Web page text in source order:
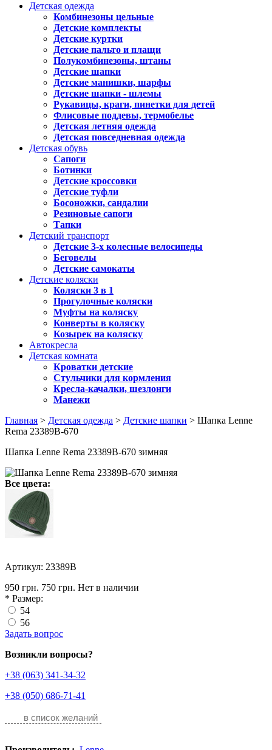
Детская одежда
Комбинезоны цельные
Детские комплекты
Детские куртки
Детские пальто и плащи
Полукомбинезоны, штаны
Детские шапки
Детские манишки, шарфы
Детские шапки - шлемы
Рукавицы, краги, пинетки для детей
Флисовые поддевы, термобелье
Детская летняя одежда
Детская повседневная одежда
Детская обувь
Сапоги
Ботинки
Детские кроссовки
Детские туфли
Босоножки, сандалии
Резиновые сапоги
Тапки
Детский транспорт
Детские 3-х колесные велосипеды
Беговелы
Детские самокаты
Детские коляски
Коляски 3 в 1
Прогулочные коляски
Муфты на коляску
Конверты в коляску
Козырек на коляску
Автокресла
Детская комната
Кроватки детские
Стульчики для кормления
Кресла-качалки, шезлонги
Манежи
Главная > Детская одежда > Детские шапки > Шапка Lenne
Rema 23389B-670
Шапка Lenne Rema 23389B-670 зимняя
Все цвета:
Артикул: 23389B
950 грн. 750 грн. Нет в наличии
* Размер:
54
56
Задать вопрос
Возникли вопросы?
+38 (063) 341-34-32
+38 (050) 686-71-41
в список желаний